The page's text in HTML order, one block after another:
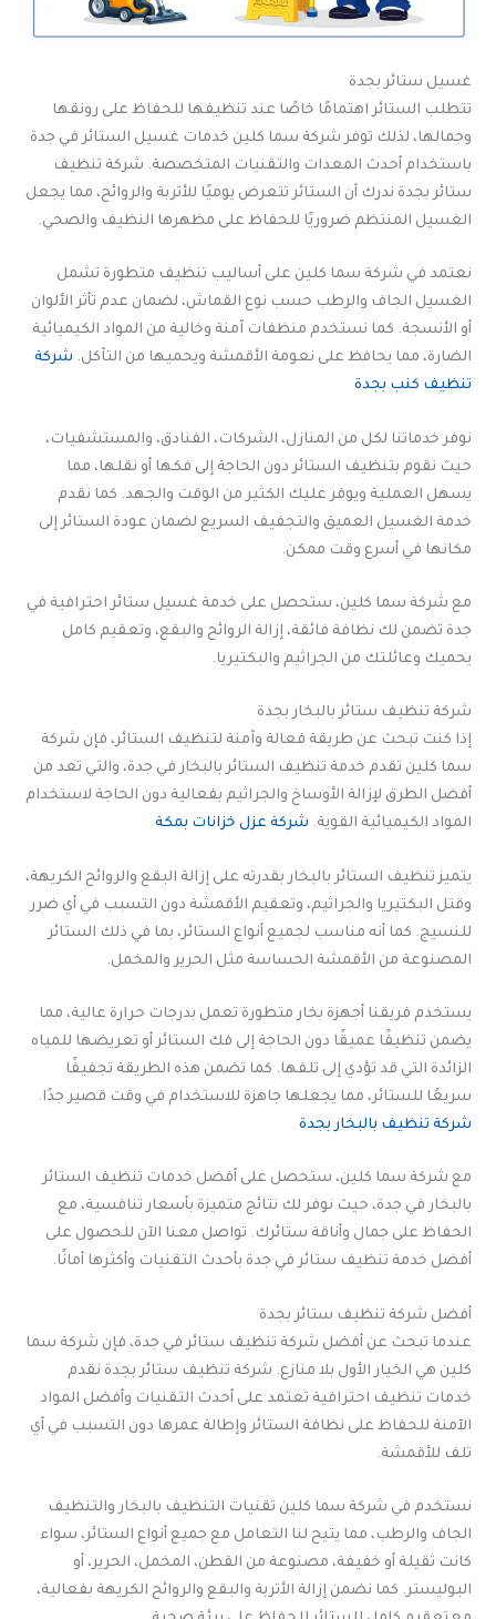
غسيل ستائر بجدة
تتطلب الستائر اهتمامًا خاصًا عند تنظيفها للحفاظ على رونقها
وجمالها، لذلك توفر شركة سما كلين خدمات غسيل الستائر في جدة
باستخدام أحدث المعدات والتقنيات المتخصصة. شركة تنظيف
ستائر بجدة ندرك أن الستائر تتعرض يوميًا للأتربة والروائح، مما يجعل
الغسيل المنتظم ضروريًا للحفاظ على مظهرها النظيف والصحي.
نعتمد في شركة سما كلين على أساليب تنظيف متطورة تشمل
الغسيل الجاف والرطب حسب نوع القماش، لضمان عدم تأثر الألوان
أو الأنسجة. كما نستخدم منظفات آمنة وخالية من المواد الكيميائية
الضارة، مما يحافظ على نعومة الأقمشة ويحميها من التآكل. شركة
تنظيف كنب بجدة
نوفر خدماتنا لكل من المنازل، الشركات، الفنادق، والمستشفيات،
حيث نقوم بتنظيف الستائر دون الحاجة إلى فكها أو نقلها، مما
يسهل العملية ويوفر عليك الكثير من الوقت والجهد. كما نقدم
خدمة الغسيل العميق والتجفيف السريع لضمان عودة الستائر إلى
مكانها في أسرع وقت ممكن.
مع شركة سما كلين، ستحصل على خدمة غسيل ستائر احترافية في
جدة تضمن لك نظافة فائقة، إزالة الروائح والبقع، وتعقيم كامل
يحميك وعائلتك من الجراثيم والبكتيريا.
شركة تنظيف ستائر بالبخار بجدة
إذا كنت تبحث عن طريقة فعالة وآمنة لتنظيف الستائر، فإن شركة
سما كلين تقدم خدمة تنظيف الستائر بالبخار في جدة، والتي تعد من
أفضل الطرق لإزالة الأوساخ والجراثيم بفعالية دون الحاجة لاستخدام
المواد الكيميائية القوية. شركة عزل خزانات بمكة
يتميز تنظيف الستائر بالبخار بقدرته على إزالة البقع والروائح الكريهة،
وقتل البكتيريا والجراثيم، وتعقيم الأقمشة دون التسبب في أي ضرر
للنسيج. كما أنه مناسب لجميع أنواع الستائر، بما في ذلك الستائر
المصنوعة من الأقمشة الحساسة مثل الحرير والمخمل.
يستخدم فريقنا أجهزة بخار متطورة تعمل بدرجات حرارة عالية، مما
يضمن تنظيفًا عميقًا دون الحاجة إلى فك الستائر أو تعريضها للمياه
الزائدة التي قد تؤدي إلى تلفها. كما تضمن هذه الطريقة تجفيفًا
سريعًا للستائر، مما يجعلها جاهزة للاستخدام في وقت قصير جدًا.
شركة تنظيف بالبخار بجدة
مع شركة سما كلين، ستحصل على أفضل خدمات تنظيف الستائر
بالبخار في جدة، حيث نوفر لك نتائج متميزة بأسعار تنافسية، مع
الحفاظ على جمال وأناقة ستائرك. تواصل معنا الآن للحصول على
أفضل خدمة تنظيف ستائر في جدة بأحدث التقنيات وأكثرها أمانًا.
أفضل شركة تنظيف ستائر بجدة
عندما تبحث عن أفضل شركة تنظيف ستائر في جدة، فإن شركة سما
كلين هي الخيار الأول بلا منازع. شركة تنظيف ستائر بجدة نقدم
خدمات تنظيف احترافية تعتمد على أحدث التقنيات وأفضل المواد
الآمنة للحفاظ على نظافة الستائر وإطالة عمرها دون التسبب في أي
تلف للأقمشة.
نستخدم في شركة سما كلين تقنيات التنظيف بالبخار والتنظيف
الجاف والرطب، مما يتيح لنا التعامل مع جميع أنواع الستائر، سواء
كانت ثقيلة أو خفيفة، مصنوعة من القطن، المخمل، الحرير، أو
البوليستر. كما نضمن إزالة الأتربة والبقع والروائح الكريهة بفعالية،